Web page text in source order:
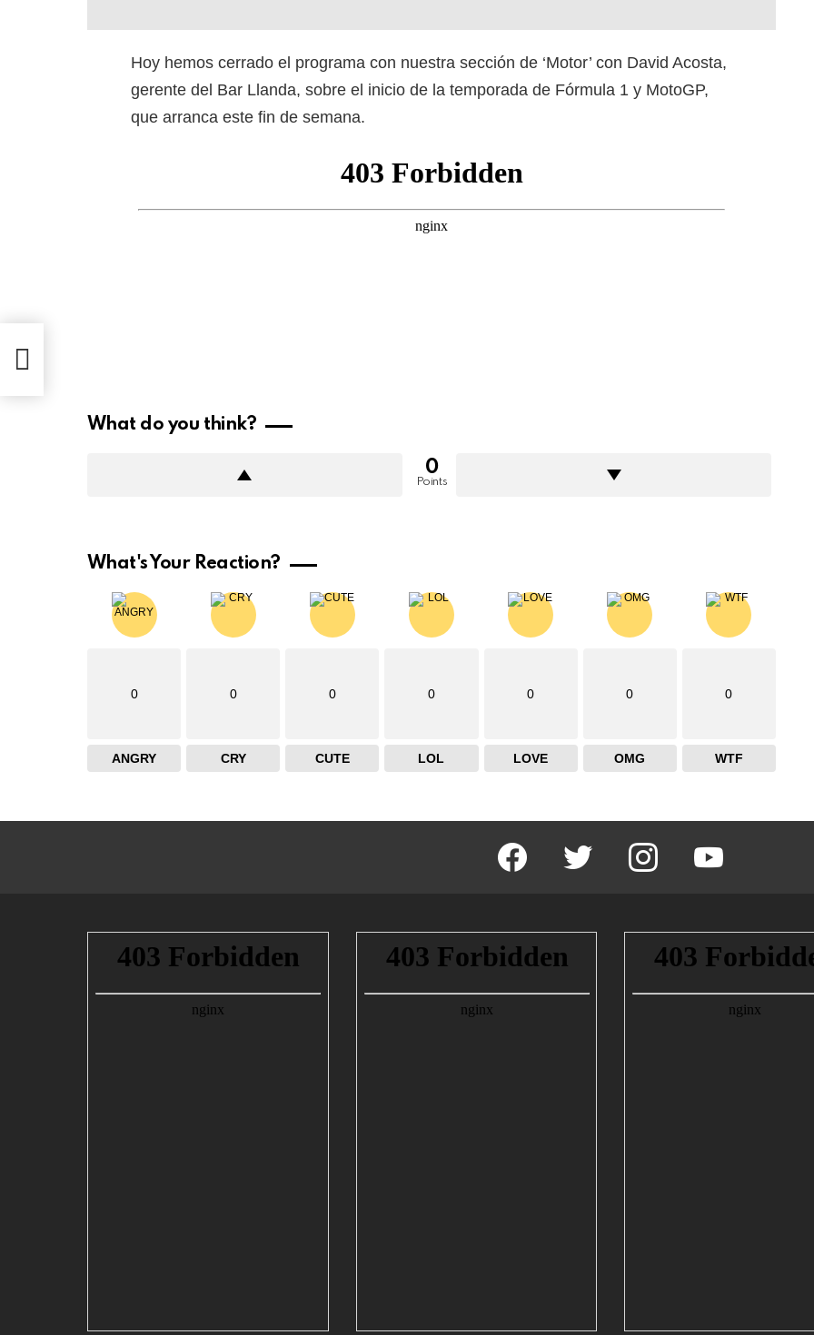
Hoy hemos cerrado el programa con nuestra sección de ‘Motor’ con David Acosta,
gerente del Bar Llanda, sobre el inicio de la temporada de Fórmula 1 y MotoGP,
que arranca este fin de semana.
What do you think?
0
Points
What's Your Reaction?
0
ANGRY
0
CRY
0
CUTE
0
LOL
0
LOVE
0
OMG
0
WTF
facebook twitter instagram youtube